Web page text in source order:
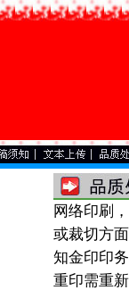
网络印刷
或裁切方
知金印印
重印需重